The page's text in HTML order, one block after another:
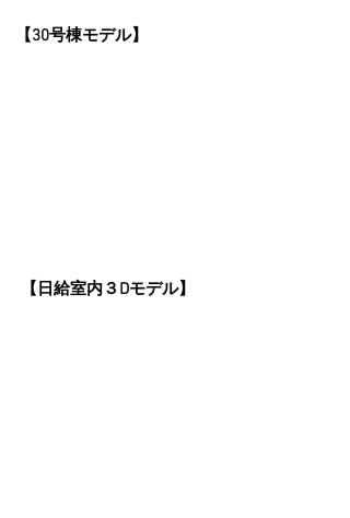
【30号棟モデル】
【日給室内３Dモデル】